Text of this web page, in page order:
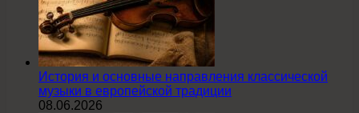
История и основные направления классической
музыки в европейской традиции
08.06.2026